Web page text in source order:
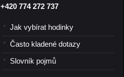
+420 774 272 737
Jak vybírat hodinky
Často kladené dotazy
Slovník pojmů